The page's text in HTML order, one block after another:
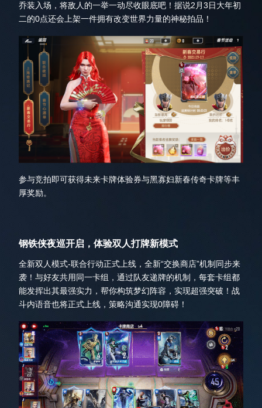
乔装入场，将敌人的一举一动尽收眼底吧！据说2月3日大年初
二的0点还会上架一件拥有改变世界力量的神秘拍品！
参与竞拍即可获得未来卡牌体验券与黑寡妇新春传奇卡牌等丰
厚奖励。
钢铁侠夜巡开启，体验双人打牌新模式
全新双人模式-联合行动正式上线，全新“交换商店”机制同步来
袭！与好友共用同一卡组，通过队友递牌的机制，每套卡组都
能发挥出其最强实力，帮你构筑梦幻阵容，实现超强突破！战
斗内语音也将正式上线，策略沟通实现0障碍！